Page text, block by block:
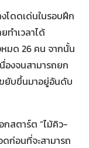
โดดเด่นในรอบฝึก
ทำเวลาได้
มด 26 คน จากนั้น
องจนสามารถยก
ขยับขึ้นมาอยู่อันดับ
สตาร์ต “ไม้คิว-
ก่อนที่จะสามารถ